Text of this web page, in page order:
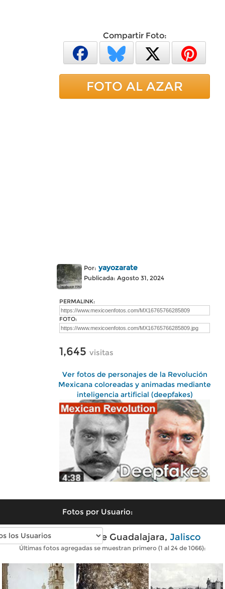
Compartir Foto:
FOTO AL AZAR
Por: yayozarate
Publicada: Agosto 31, 2024
PERMALINK:
FOTO:
1,645 visitas
Ver fotos de personajes de la Revolución
Mexicana coloreadas y animadas mediante
inteligencia artificial (deepfakes)
Fotos por Usuario:
Fotos antiguas de Guadalajara, Jalisco
Últimas fotos agregadas se muestran primero (1 al 24 de 1066):